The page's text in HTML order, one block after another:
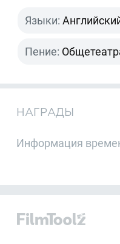
Языки:
Пение:
НАГРАДЫ
Информация